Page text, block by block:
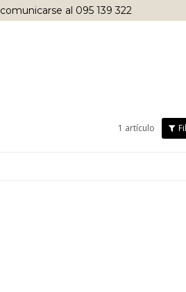
comunicarse al 095 139 322
1 artículo